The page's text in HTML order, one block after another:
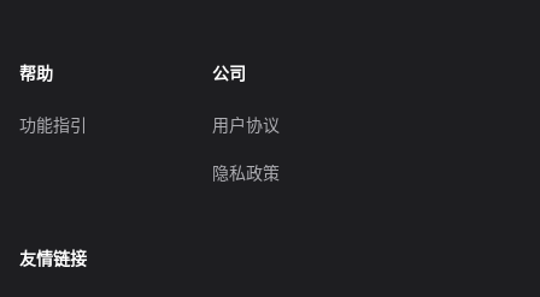
帮助
功能指引
公司
用户协议
隐私政策
友情链接